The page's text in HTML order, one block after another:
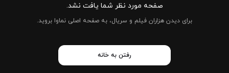
صفحه مورد نظر شما یافت نشد.
برای دیدن هزاران فیلم و سریال، به صفحه اصلی نماوا بروید.
رفتن به خانه